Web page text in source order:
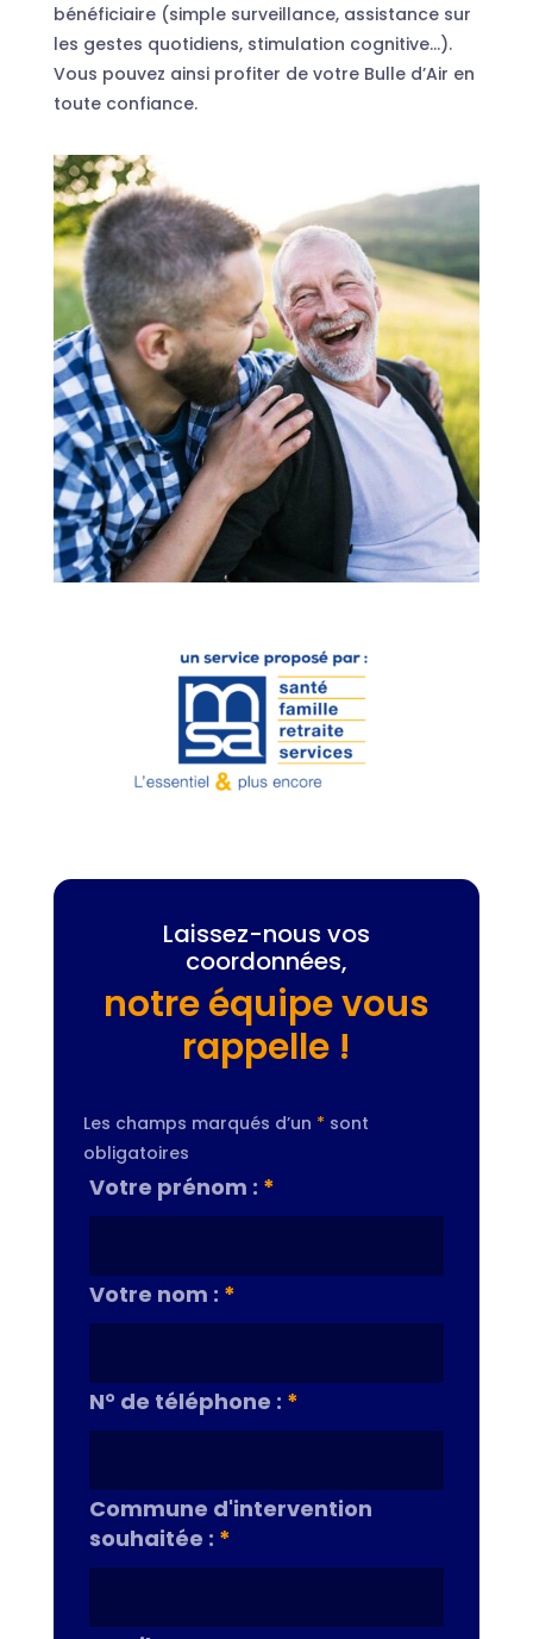
bénéficiaire (simple surveillance, assistance sur
les gestes quotidiens, stimulation cognitive…).
Vous pouvez ainsi profiter de votre Bulle d’Air en
toute confiance.
Laissez-nous vos
coordonnées,
notre équipe vous
rappelle !
Les champs marqués d’un * sont
obligatoires
Votre prénom : *
Votre nom : *
N° de téléphone : *
Commune d'intervention
souhaitée : *